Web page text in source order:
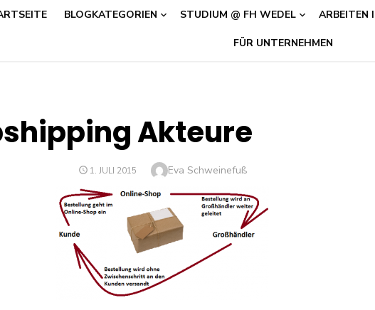
BLOGKATEGORIEN STUDIUM @ FH WEDEL ARBEITEN
FÜR UNTERNEHMEN
Akteure
POSTED
1. JULI 2015 Author
Eva Schweinefuß